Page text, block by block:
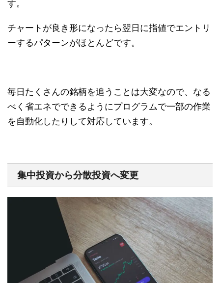
す。
チャートが良き形になったら翌日に指値でエントリ
ーするパターンがほとんどです。
毎日たくさんの銘柄を追うことは大変なので、なる
べく省エネでできるようにプログラムで一部の作業
を自動化したりして対応しています。
集中投資から分散投資へ変更